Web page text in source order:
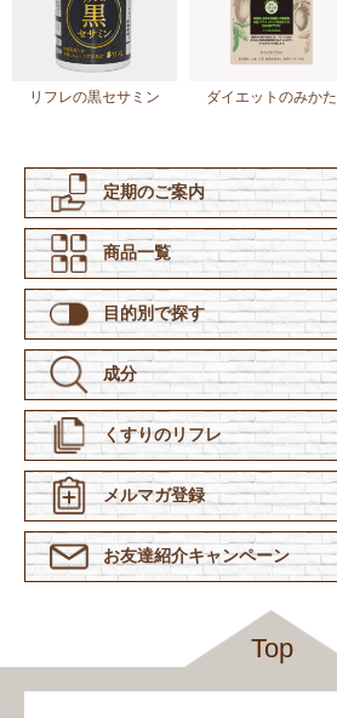
リフレの黒セサミン ダイエットのみかた
定期のご案内
商品一覧
目的別で探す
成分
くすりのリフレ
メルマガ登録
お友達紹介キャンペーン
Top